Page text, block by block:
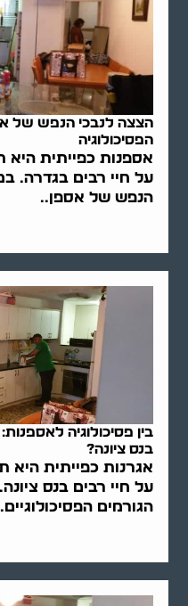
הצצה לנבכי הנפש של
הפסיכולוגיה
אספנות כפייתית
על חיי רבים בגדרה.
הנפש של אספן..
בין פסיכולוגיה
בנס ציונה?
אגרנות כפייתית
על חיי רבים בנס
הגורמים